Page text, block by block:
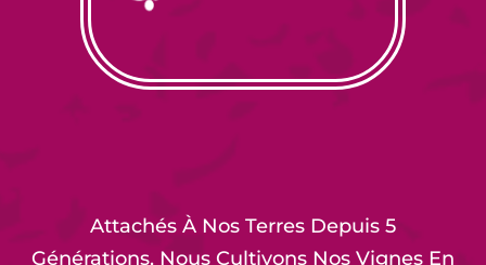
Attachés À Nos Terres Depuis 5
Générations, Nous Cultivons Nos Vignes En